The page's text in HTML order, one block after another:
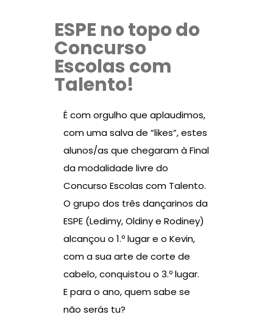
ESPE no topo do
Concurso
Escolas com
Talento!
É com orgulho que aplaudimos,
com uma salva de “likes”, estes
alunos/as que chegaram à Final
da modalidade livre do
Concurso Escolas com Talento.
O grupo dos três dançarinos da
ESPE (Ledimy, Oldiny e Rodiney)
alcançou o 1.º lugar e o Kevin,
com a sua arte de corte de
cabelo, conquistou o 3.º lugar.
E para o ano, quem sabe se
não serás tu?